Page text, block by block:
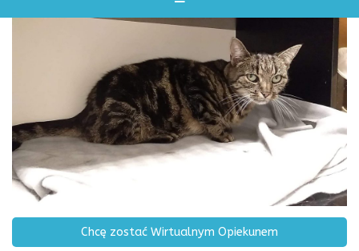
Chcę zostać Wirtualnym Opiekunem